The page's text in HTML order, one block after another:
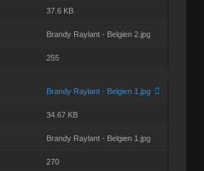
37.6 KB
Brandy Raylant - Belgien 2.jpg
255
Brandy Raylant - Belgien 1.jpg
34.67 KB
Brandy Raylant - Belgien 1.jpg
270